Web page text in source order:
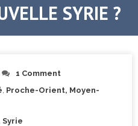
SYRIE ?
1 Comment
Proche-Orient, Moyen-
Syrie